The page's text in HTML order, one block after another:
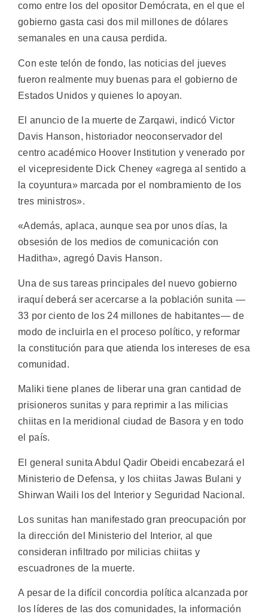
como entre los del opositor Demócrata, en el que el
gobierno gasta casi dos mil millones de dólares
semanales en una causa perdida.
Con este telón de fondo, las noticias del jueves
fueron realmente muy buenas para el gobierno de
Estados Unidos y quienes lo apoyan.
El anuncio de la muerte de Zarqawi, indicó Victor
Davis Hanson, historiador neoconservador del
centro académico Hoover Institution y venerado por
el vicepresidente Dick Cheney «agrega al sentido a
la coyuntura» marcada por el nombramiento de los
tres ministros».
«Además, aplaca, aunque sea por unos días, la
obsesión de los medios de comunicación con
Haditha», agregó Davis Hanson.
Una de sus tareas principales del nuevo gobierno
iraquí deberá ser acercarse a la población sunita —
33 por ciento de los 24 millones de habitantes— de
modo de incluirla en el proceso político, y reformar
la constitución para que atienda los intereses de esa
comunidad.
Maliki tiene planes de liberar una gran cantidad de
prisioneros sunitas y para reprimir a las milicias
chiitas en la meridional ciudad de Basora y en todo
el país.
El general sunita Abdul Qadir Obeidi encabezará el
Ministerio de Defensa, y los chiitas Jawas Bulani y
Shirwan Waili los del Interior y Seguridad Nacional.
Los sunitas han manifestado gran preocupación por
la dirección del Ministerio del Interior, al que
consideran infiltrado por milicias chiitas y
escuadrones de la muerte.
A pesar de la difícil concordia política alcanzada por
los líderes de las dos comunidades, la información